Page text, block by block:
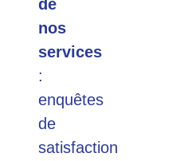
de
nos
services
:
enquêtes
de
satisfaction